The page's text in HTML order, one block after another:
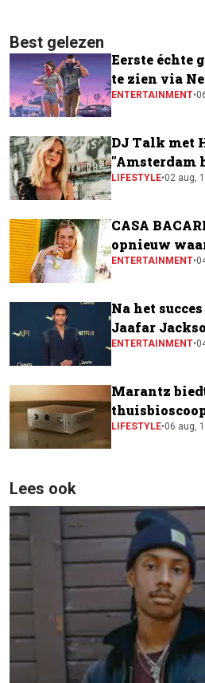
Best gelezen
Eerste échte
te zien via
ENTERTAINMENT•
DJ Talk met
"Amsterdam
festivalscene
LIFESTYLE•02 aug,
CASA
opnieuw
ENTERTAINMENT•
Na het
Jaafar
naast Will
ENTERTAINMENT•
Marantz
CINEMA
LIFESTYLE•06 aug,
Lees ook